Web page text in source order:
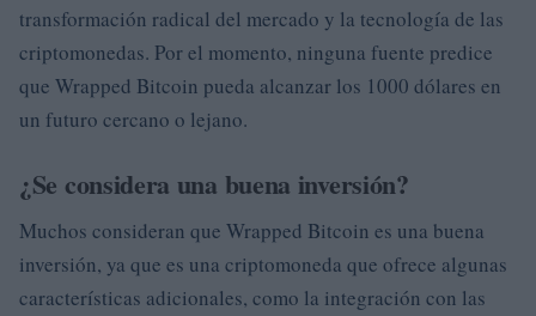
transformación radical del mercado y la tecnología de las
criptomonedas. Por el momento, ninguna fuente predice
que Wrapped Bitcoin pueda alcanzar los 1000 dólares en
un futuro cercano o lejano.
¿Se considera una buena inversión?
Muchos consideran que Wrapped Bitcoin es una buena
inversión, ya que es una criptomoneda que ofrece algunas
características adicionales, como la integración con las